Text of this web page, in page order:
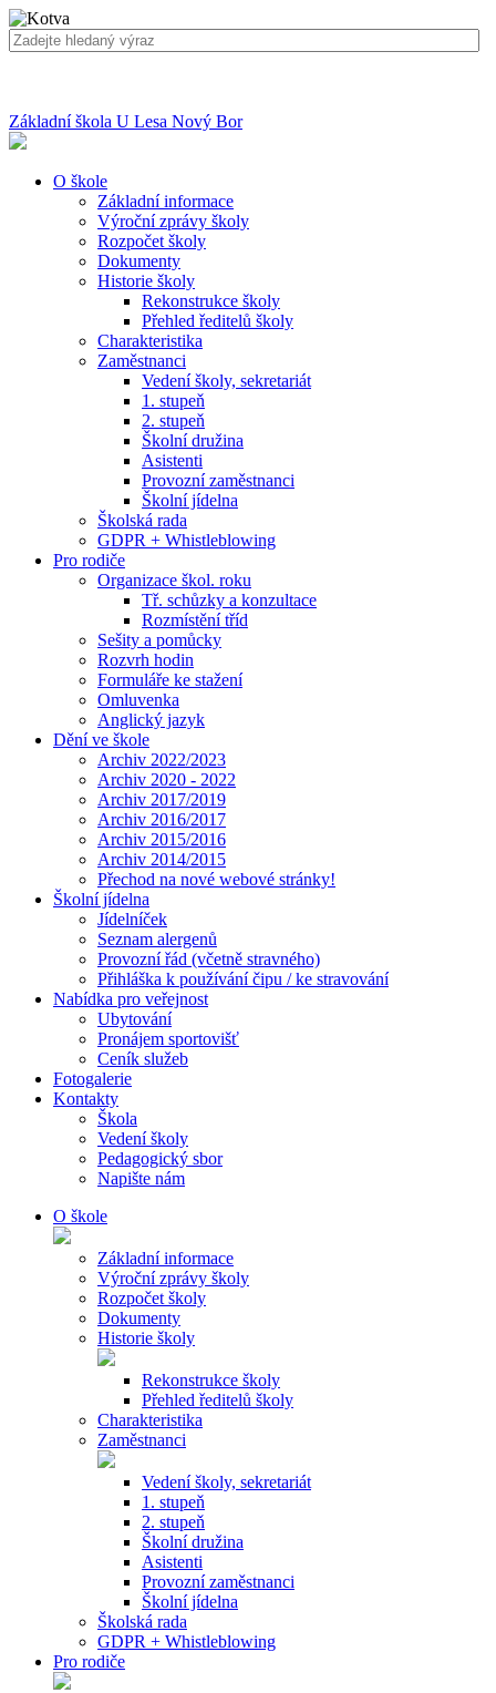
Základní škola U Lesa Nový Bor
O škole
Základní informace
Výroční zprávy školy
Rozpočet školy
Dokumenty
Historie školy
Rekonstrukce školy
Přehled ředitelů školy
Charakteristika
Zaměstnanci
Vedení školy, sekretariát
1. stupeň
2. stupeň
Školní družina
Asistenti
Provozní zaměstnanci
Školní jídelna
Školská rada
GDPR + Whistleblowing
Pro rodiče
Organizace škol. roku
Tř. schůzky a konzultace
Rozmístění tříd
Sešity a pomůcky
Rozvrh hodin
Formuláře ke stažení
Omluvenka
Anglický jazyk
Dění ve škole
Archiv 2022/2023
Archiv 2020 - 2022
Archiv 2017/2019
Archiv 2016/2017
Archiv 2015/2016
Archiv 2014/2015
Přechod na nové webové stránky!
Školní jídelna
Jídelníček
Seznam alergenů
Provozní řád (včetně stravného)
Přihláška k používání čipu / ke stravování
Nabídka pro veřejnost
Ubytování
Pronájem sportovišť
Ceník služeb
Fotogalerie
Kontakty
Škola
Vedení školy
Pedagogický sbor
Napište nám
O škole
Základní informace
Výroční zprávy školy
Rozpočet školy
Dokumenty
Historie školy
Rekonstrukce školy
Přehled ředitelů školy
Charakteristika
Zaměstnanci
Vedení školy, sekretariát
1. stupeň
2. stupeň
Školní družina
Asistenti
Provozní zaměstnanci
Školní jídelna
Školská rada
GDPR + Whistleblowing
Pro rodiče